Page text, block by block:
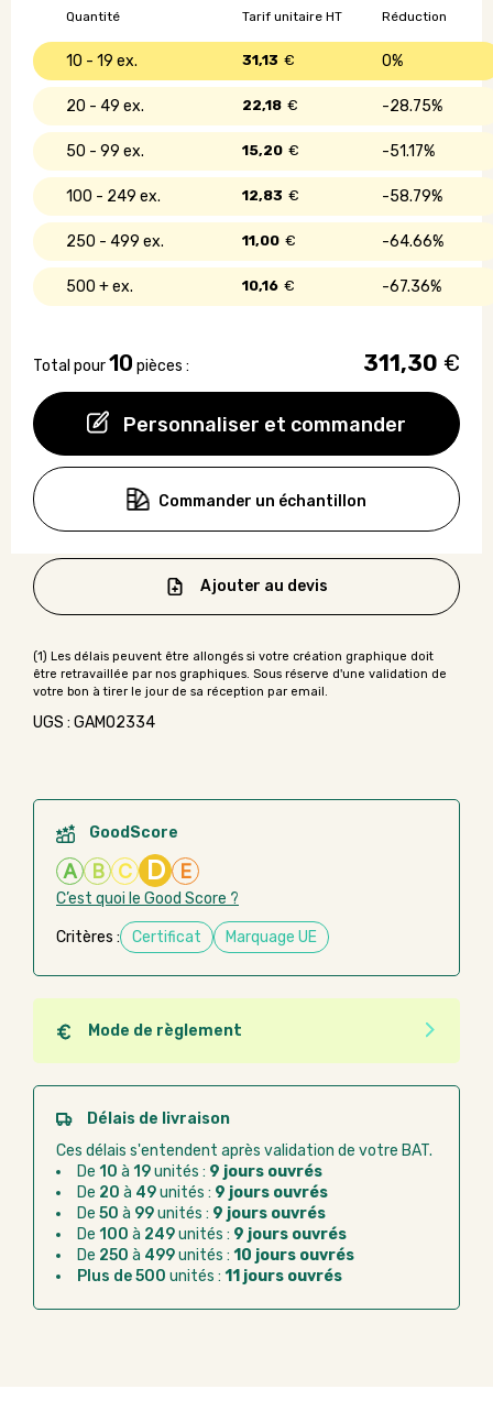
Personnaliser et commander
Quantité Réduction
Tarif unitaire HT
10 - 19 0%
31,13 €
20 - 49 28.75%
22,18 €
50 - 99 51.17%
15,20 €
100 - 249 58.79%
12,83 €
250 - 499 64.66%
11,00 €
500 + 67.36%
10,16 €
Total pour10 pièces : 311,30 €
Commander un échantillon
Ajouter au devis
UGS : GAMO2334
GoodScore
A B C D E
C’est quoi le Good Score ?
Critères : Certificat Marquage UE
Mode de règlement
Quel que soit le mode de règlement, vous pouvez
passer commande en ligne sur Good Act.
Paiement CB :paiement sécurisé par carte
Virement bancaire :règlement sur facture
après la commande
Chorus Pro :règlement par mandat
administratif après la commande
Délais de livraison
Ces délais s'entendent après validation de votre BAT.
De 10 à 19unités : 9 jours ouvrés
De 20 à 49unités : 9 jours ouvrés
De 50 à 99unités : 9 jours ouvrés
De 100 à 249unités : 9 jours ouvrés
De 250 à 499unités : 10 jours ouvrés
Plus de 500 unités : 11 jours ouvrés